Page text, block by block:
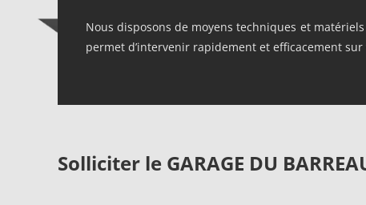
Nous disposons de moyens techniques et
permet d’intervenir rapidement et efficacement sur
Solliciter le GARAGE DU